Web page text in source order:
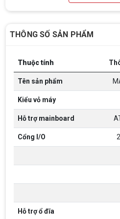
THÔNG SỐ SẢN PHẨM
Thuộc tính
Tên sản phẩm
Kiểu vỏ máy
Hỗ trợ mainboard
Cổng I/O
Hỗ trợ ổ đĩa
Top 18 tựa
Top 18 tựa
thơ của game
Hãng
Họa AMD
ASRock Công